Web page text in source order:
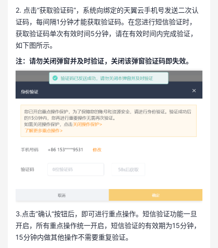
2. 点击“获取验证码”，系统向绑定的天翼云手机号发送二次认
证码，每间隔1分钟才能获取验证码。在您进行短信验证时，
获取验证码单次有效时间5分钟，请在有效时间内完成验证，
如下图所示。
注：请勿关闭弹窗并及时验证，关闭该弹窗验证码即失效。
3.点击”确认“按钮后，即可进行重点操作。短信验证功能一旦
开启，所有重点操作统一开启，短信验证的有效期为15分钟，
15分钟内做其他操作不需要重复验证。